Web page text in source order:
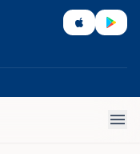
menu